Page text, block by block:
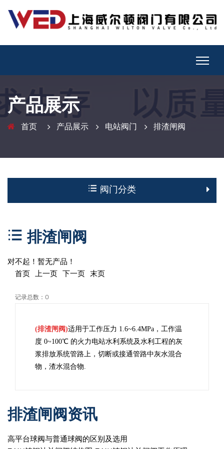
产品展示
首页 产品展示 电站阀门 排渣闸阀
阀门分类
排渣闸阀
对不起！暂无产品！
首页 上一页 下一页 末页
记录总数：0
(排渣闸阀)适用于工作压力 1.6~6.4MPa，工作温
度 0~100℃ 的火力电站水利系统及水利工程的灰
浆排放系统管路上，切断或接通管路中灰水混合
物，渣水混合物.
排渣闸阀资讯
高平台球阀与普通球阀的区别及选用